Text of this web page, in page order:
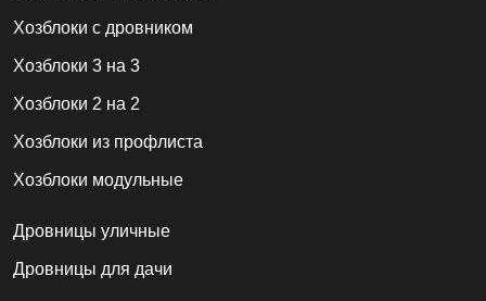
Хозблоки с дровником
Хозблоки 3 на 3
Хозблоки 2 на 2
Хозблоки из профлиста
Хозблоки модульные
Дровницы уличные
Дровницы для дачи